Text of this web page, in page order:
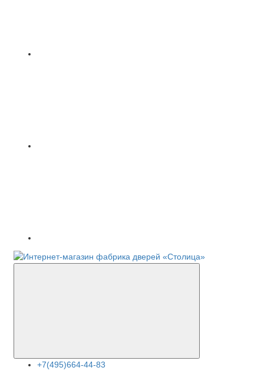
+7(495)664-44-83